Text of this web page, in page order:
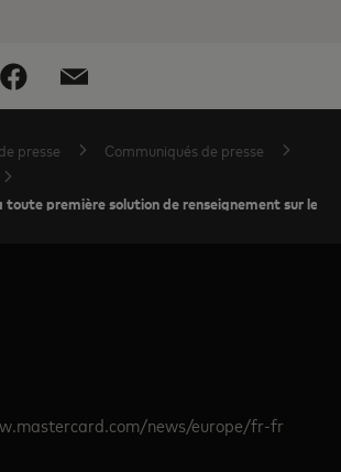
presse
Communiqués de presse
première solution de renseignement sur les
news/europe/fr-fr